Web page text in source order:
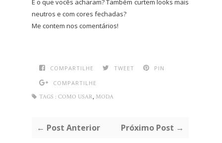
E o que vocês acharam? Também curtem looks mais
neutros e com cores fechadas?
Me contem nos comentários!
COMPARTILHE TWEET
PIN
COMPARTILHE
TAGS : COMO USAR, MODA
← Post Anterior Próximo Post →